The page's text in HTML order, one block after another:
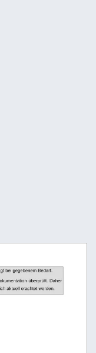
bei gegebenem Bedarf.
überprüft. Daher
aktuell erachtet werden.